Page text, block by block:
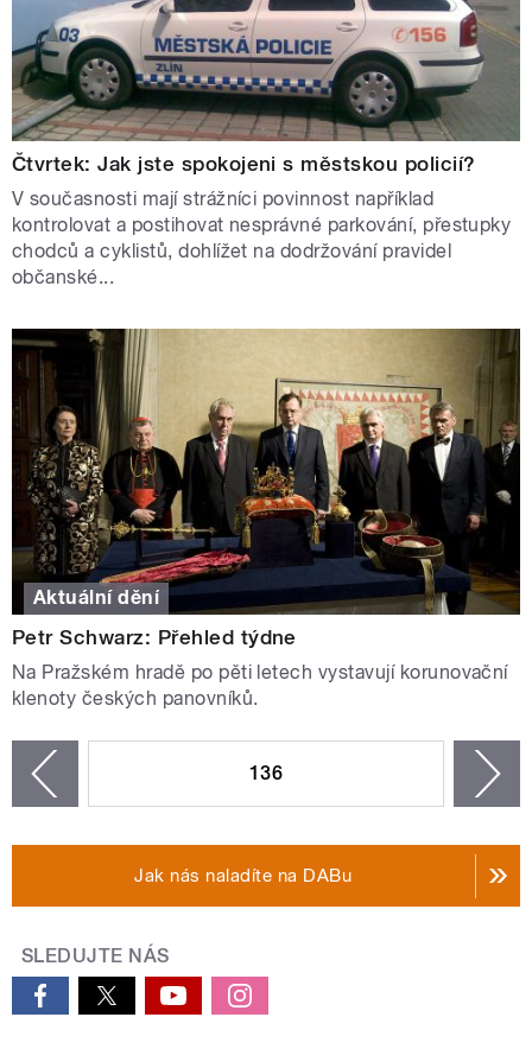
Čtvrtek: Jak jste spokojeni s městskou policií?
V současnosti mají strážníci povinnost například
kontrolovat a postihovat nesprávné parkování, přestupky
chodců a cyklistů, dohlížet na dodržování pravidel
občanské...
Aktuální dění
Petr Schwarz: Přehled týdne
Na Pražském hradě po pěti letech vystavují korunovační
klenoty českých panovníků.
136
Jak nás naladíte na DABu
SLEDUJTE NÁS